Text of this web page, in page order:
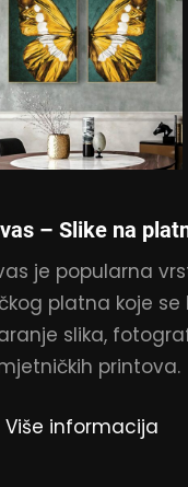
– Slike na
je popularna
platna koje se
slika,
printova.
Više informacija